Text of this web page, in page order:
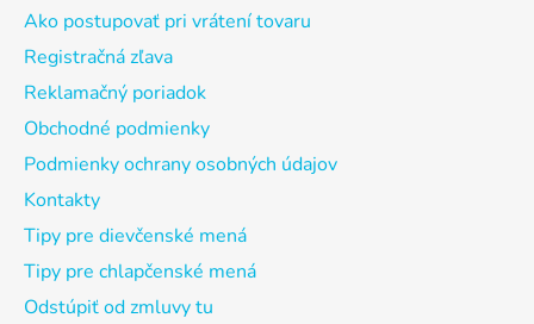
Ako postupovať pri vrátení tovaru
Registračná zľava
Reklamačný poriadok
Obchodné podmienky
Podmienky ochrany osobných údajov
Kontakty
Tipy pre dievčenské mená
Tipy pre chlapčenské mená
Odstúpiť od zmluvy tu